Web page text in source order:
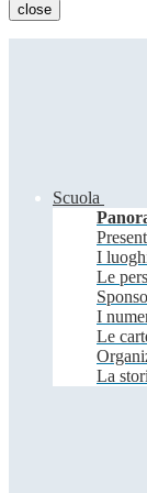
close
Scuola
I
Le
I
Le
La